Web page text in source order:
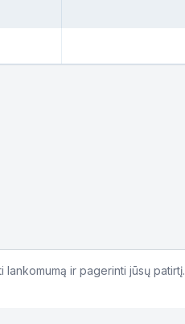
ir pagerinti jūsų patirtį.